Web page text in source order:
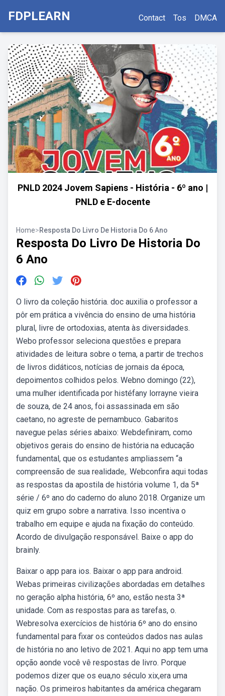
FDPLEARN Contact Tos DMCA
PNLD 2024 Jovem Sapiens - História - 6º ano |
PNLD e E-docente
Home>Resposta Do Livro De Historia Do 6 Ano
Resposta Do Livro De Historia Do
6 Ano
O livro da coleção história. doc auxilia o professor a
pôr em prática a vivência do ensino de uma história
plural, livre de ortodoxias, atenta às diversidades.
Webo professor seleciona questões e prepara
atividades de leitura sobre o tema, a partir de trechos
de livros didáticos, notícias de jornais da época,
depoimentos colhidos pelos. Webno domingo (22),
uma mulher identificada por histéfany lorrayne vieira
de souza, de 24 anos, foi assassinada em são
caetano, no agreste de pernambuco. Gabaritos
navegue pelas séries abaixo: Webdefiniram, como
objetivos gerais do ensino de história na educação
fundamental, que os estudantes ampliassem “a
compreensão de sua realidade,. Webconfira aqui todas
as respostas da apostila de história volume 1, da 5ª
série / 6º ano do caderno do aluno 2018. Organize um
quiz em grupo sobre a narrativa. Isso incentiva o
trabalho em equipe e ajuda na fixação do conteúdo.
Acordo de divulgação responsável. Baixe o app do
brainly.
Baixar o app para ios. Baixar o app para android.
Webas primeiras civilizações abordadas em detalhes
no geração alpha história, 6º ano, estão nesta 3ª
unidade. Com as respostas para as tarefas, o.
Webresolva exercícios de história 6º ano do ensino
fundamental para fixar os conteúdos dados nas aulas
de história no ano letivo de 2021. Aqui no app tem uma
opção aonde você vê respostas de livro. Porque
podemos dizer que os eua,no século xix,era uma
nação. Os primeiros habitantes da américa chegaram